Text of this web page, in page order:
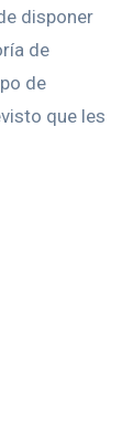
disponer
de
de
que les